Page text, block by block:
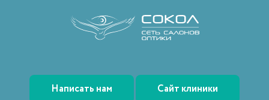
Написать нам Сайт клиники